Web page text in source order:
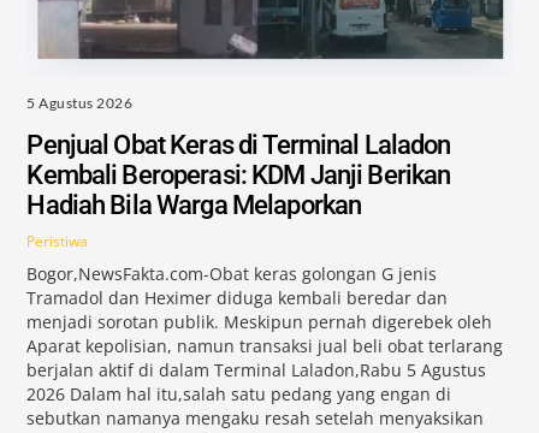
5 Agustus 2026
Penjual Obat Keras di Terminal Laladon
Kembali Beroperasi: KDM Janji Berikan
Hadiah Bila Warga Melaporkan
Peristiwa
Bogor,NewsFakta.com-Obat keras golongan G jenis
Tramadol dan Heximer diduga kembali beredar dan
menjadi sorotan publik. Meskipun pernah digerebek oleh
Aparat kepolisian, namun transaksi jual beli obat terlarang
berjalan aktif di dalam Terminal Laladon,Rabu 5 Agustus
2026 Dalam hal itu,salah satu pedang yang engan di
sebutkan namanya mengaku resah setelah menyaksikan